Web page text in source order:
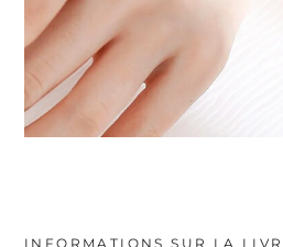
INFORMATIONS SUR LA